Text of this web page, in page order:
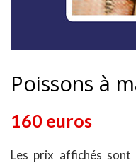
Poissons à
160 euros
Les prix affichés